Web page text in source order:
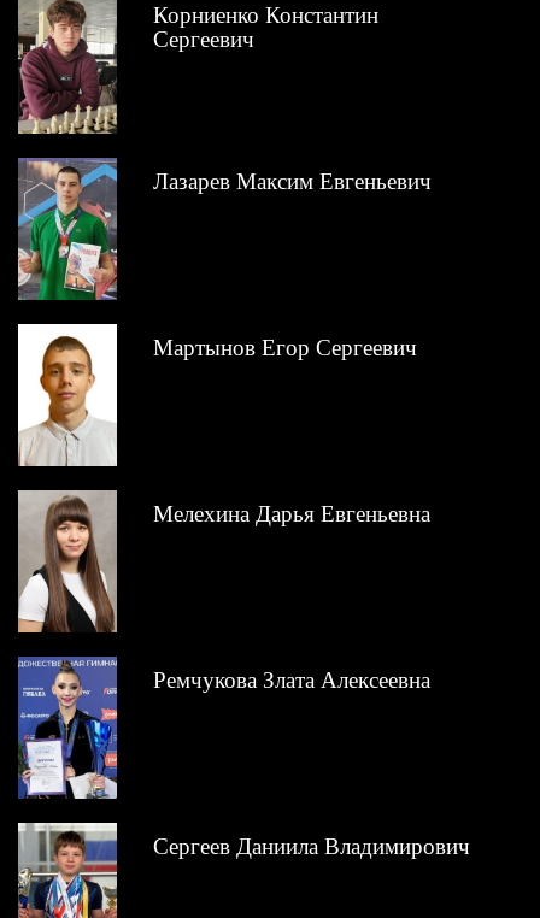
Корниенко Константин
Сергеевич
Лазарев Максим Евгеньевич
Мартынов Егор Сергеевич
Мелехина Дарья Евгеньевна
Ремчукова Злата Алексеевна
Сергеев Даниила Владимирович